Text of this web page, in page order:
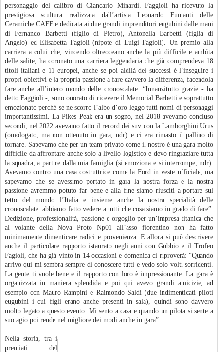
personaggio del calibro di Giancarlo Minardi. Faggioli ha ricevuto la
prestigiosa scultura realizzata dall’artista Leonardo Fumanti delle
Ceramiche CAFF e dedicata ai due grandi imprenditori eugubini dalle mani
di Fernando Barbetti (figlio di Pietro), Antonella Barbetti (figlia di
Angelo) ed Elisabetta Fagioli (nipote di Luigi Fagioli). Un premio alla
carriera a colui che, vincendo oltreoceano anche la più difficile e ambìta
delle salite, ha coronato una carriera leggendaria che già comprendeva 18
titoli italiani e 11 europei, anche se poi aldilà dei successi è l’inseguire i
propri obiettivi e la propria passione a fare davvero la differenza, facendola
fare anche all’intero mondo delle cronoscalate: “Innanzitutto grazie - ha
detto Faggioli -, sono onorato di ricevere il Memorial Barbetti e soprattutto
emozionato perché se ne scorro l’albo d’oro leggo tutti nomi di personaggi
importantissimi. La Pikes Peak era un sogno, nel 2018 avevamo concluso
secondi, nel 2022 avevamo fatto il record dei suv con la Lamborghini Urus
(omologato, ma non ottenuto in gara, ndr) e ci era rimasto il pallino di
tornare. Sapevamo che per un team privato come il nostro è una gara molto
difficile da affrontare anche solo a livello logistico e devo ringraziare tutta
la squadra, a partire dalla mia famiglia (si emoziona e si interrompe, ndr).
Avevamo contro una casa costruttrice come la Ford in veste ufficiale, ma
sapevamo che se avessimo portato in gara la nostra forza e la nostra
passione avremmo potuto far bene e alla fine siamo riusciti a portare sul
tetto del mondo l’Italia e insieme anche la nostra specialità delle
cronoscalate: abbiamo fatto vedere a tutti che cosa siamo in grado di fare”.
Dedizione, professionalità, passione e orgoglio per un’impresa titanica che
al volante della Nova Proto Np01 all’asso fiorentino non ha fatto
minimamente dimenticare radici e provenienza. E allora si può descrivere
anche il particolare rapporto istaurato negli anni con Gubbio e il Trofeo
Fagioli, che ha già vinto in 14 occasioni e domenica ci riproverà: “Quando
arrivo qui mi sembra sempre di conoscere tutti e vedo solo volti sorridenti.
La gente ti vuole bene e il rapporto con loro è impressionante. La gara è
organizzata in maniera splendida e poi qui avevo grandi amicizie, ad
esempio con Mauro Rampini e Raimondo Saldi (due indimenticati piloti
eugubini i cui figli erano anche presenti in sala), quindi sono davvero
molto legato a questo evento. Mi sento a casa e quando un pilota si sente a
suo agio poi rende nel migliore dei modi anche in gara”.
Nella storia, tra i
premiati del